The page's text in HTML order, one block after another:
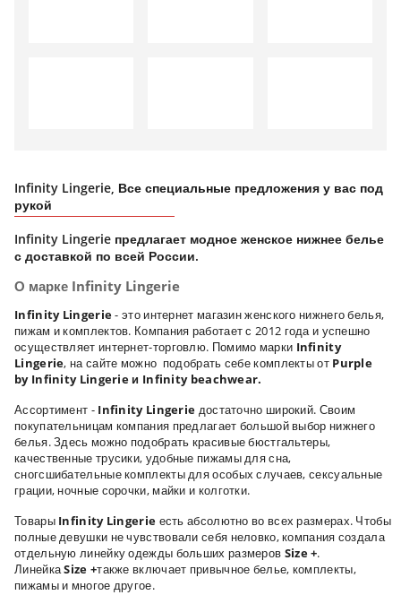
Infinity Lingerie, Все специальные предложения у вас под
рукой
Infinity Lingerie предлагает модное женское нижнее белье
с доставкой по всей России.
О марке Infinity Lingerie
Infinity Lingerie- это интернет магазин женского нижнего белья,
пижам и комплектов. Компания работает с 2012 года и успешно
осуществляет интернет-торговлю. Помимо марки Infinity
Lingerie, на сайте можно подобрать себе комплекты от Purple
by Infinity Lingerie и Infinity beachwear.
Ассортимент - Infinity Lingerie достаточно широкий. Своим
покупательницам компания предлагает большой выбор нижнего
белья. Здесь можно подобрать красивые бюстгальтеры,
качественные трусики, удобные пижамы для сна,
сногсшибательные комплекты для особых случаев, сексуальные
грации, ночные сорочки, майки и колготки.
Товары Infinity Lingerie есть абсолютно во всех размерах. Чтобы
полные девушки не чувствовали себя неловко, компания создала
отдельную линейку одежды больших размеров Size +.
ЛинейкаSize +также включает привычное белье, комплекты,
пижамы и многое другое.